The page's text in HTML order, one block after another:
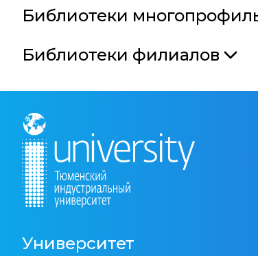
Библиотеки
Библиотеки филиалов
Университет